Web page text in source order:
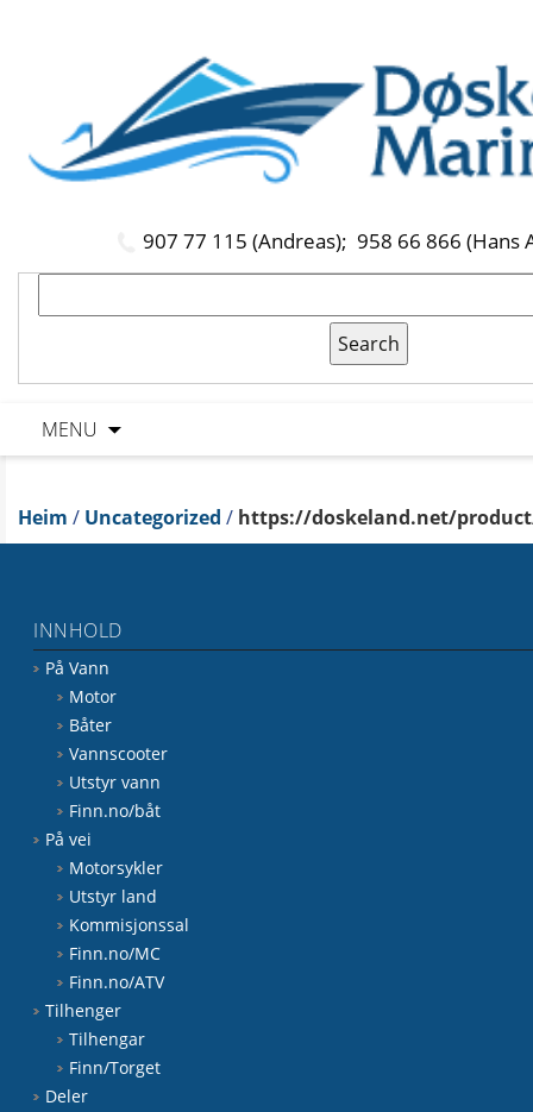
907 77 115 (Andreas); 958 66 866 (Hans
MENU
Heim / Uncategorized / https://doskeland.net/
INNHOLD
På Vann
Motor
Båter
Vannscooter
Utstyr vann
Finn.no/båt
På vei
Motorsykler
Utstyr land
Kommisjonssal
Finn.no/MC
Finn.no/ATV
Tilhenger
Tilhengar
Finn/Torget
Deler